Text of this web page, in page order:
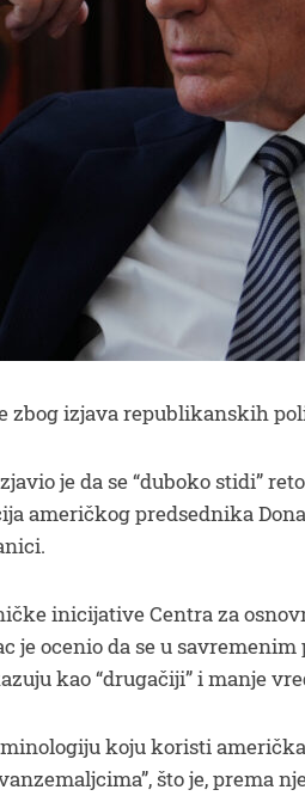
zbog izjava republikanskih
je da se “duboko stidi”
američkog predsednika
inicijative Centra za
je ocenio da se u
kao “drugačiji” i manje
koju koristi
što je, prema